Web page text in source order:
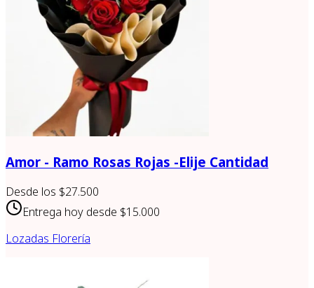
Amor - Ramo Rosas Rojas -Elije Cantidad
Desde los $27.500
Entrega hoy desde $15.000
Lozadas Florería